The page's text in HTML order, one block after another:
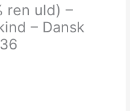
ren uld) –
– Dansk